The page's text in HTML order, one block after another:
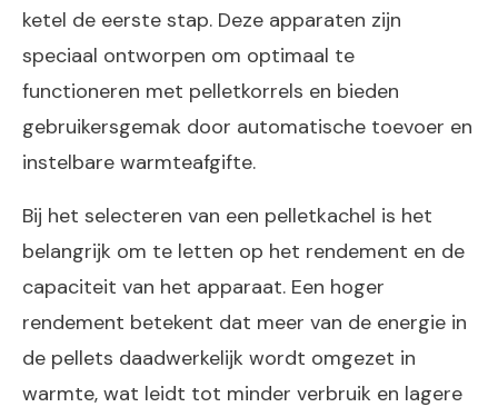
ketel de eerste stap. Deze apparaten zijn
speciaal ontworpen om optimaal te
functioneren met pelletkorrels en bieden
gebruikersgemak door automatische toevoer en
instelbare warmteafgifte.
Bij het selecteren van een pelletkachel is het
belangrijk om te letten op het rendement en de
capaciteit van het apparaat. Een hoger
rendement betekent dat meer van de energie in
de pellets daadwerkelijk wordt omgezet in
warmte, wat leidt tot minder verbruik en lagere